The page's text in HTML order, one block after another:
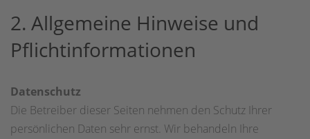
2. Allgemeine Hinweise und
Pflichtinformationen
Datenschutz
Die Betreiber dieser Seiten nehmen den Schutz Ihrer
persönlichen Daten sehr ernst. Wir behandeln Ihre